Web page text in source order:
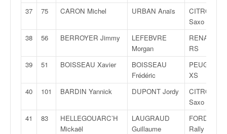
37
75 CARON Michel URBAN Anaïs
CITROËN
Saxo VTS
38
56 BERROYER Jimmy
LEFEBVRE
Morgan
RENAULT
RS
39
51 BOISSEAU Xavier
BOISSEAU
Frédéric
PEUGEOT
XS
40
101 BARDIN Yannick DUPONT Jordy
CITROËN
Saxo VTS
41
83
HELLEGOUARC’H
Mickaël
LAUGRAUD
Guillaume
FORD
Rally 5